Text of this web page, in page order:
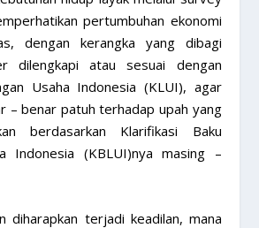
pertumbuhan ekonomi
dengan kerangka yang dibagi
dilengkapi atau sesuai dengan
Usaha Indonesia (KLUI), agar
– benar patuh terhadap upah yang
berdasarkan Klarifikasi Baku
Indonesia (KBLUI)nya masing –
diharapkan terjadi keadilan, mana